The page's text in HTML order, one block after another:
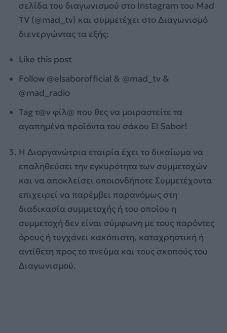
σελίδα του διαγωνισμού στο Instagram του Mad
TV (@mad_tv) και συμμετέχει στο Διαγωνισμό
διενεργώντας τα εξής:
Like this post
Follow @elsaborofficial & @mad_tv &
@mad_radio
Tag τ@ν φίλ@ που θες να μοιραστείτε τα
αγαπημένα προϊόντα του σάκου El Sabor!
Η Διοργανώτρια εταιρία έχει το δικαίωμα να
επαληθεύσει την εγκυρότητα των συμμετοχών
και να αποκλείσει οποιονδήποτε Συμμετέχοντα
επιχειρεί να παρέμβει παρανόμως στη
διαδικασία συμμετοχής ή του οποίου η
συμμετοχή δεν είναι σύμφωνη με τους παρόντες
όρους ή τυγχάνει κακόπιστη, καταχρηστική ή
αντίθετη προς το πνεύμα και τους σκοπούς του
Διαγωνισμού.